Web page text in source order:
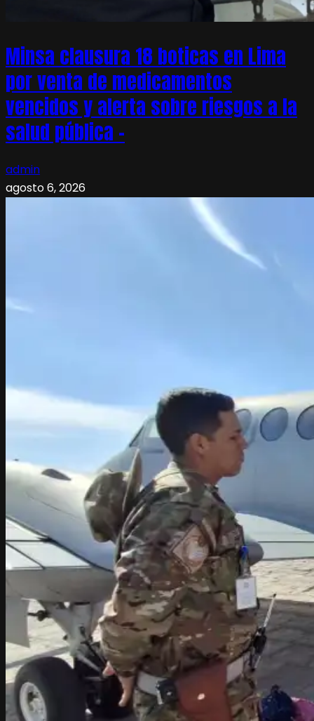
Minsa clausura 18 boticas en Lima
por venta de medicamentos
vencidos y alerta sobre riesgos a la
salud pública –
admin
agosto 6, 2026